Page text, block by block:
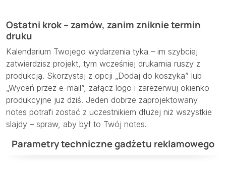
Ostatni krok – zamów, zanim zniknie termin
druku
Kalendarium Twojego wydarzenia tyka – im szybciej
zatwierdzisz projekt, tym wcześniej drukarnia ruszy z
produkcją. Skorzystaj z opcji „Dodaj do koszyka” lub
„Wyceń przez e-mail”, załącz logo i zarezerwuj okienko
produkcyjne już dziś. Jeden dobrze zaprojektowany
notes potrafi zostać z uczestnikiem dłużej niż wszystkie
slajdy – spraw, aby był to Twój notes.
Parametry techniczne gadżetu reklamowego